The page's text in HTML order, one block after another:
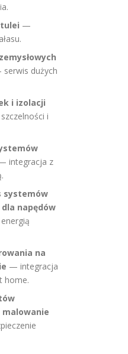
—
dużych
i izolacji
i
integracja z
systemów
napędów
na
— integracja
home.